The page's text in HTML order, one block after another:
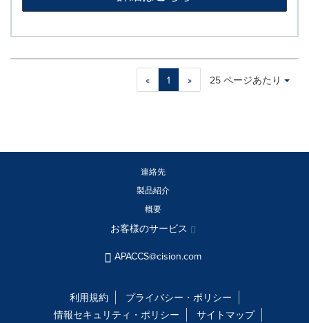
« 1 »
Making
a
change.
will
update
Items per page:
25 ページあたり
連絡先
製品紹介
概要
お客様のサービス
APACCS@cision.com
利用規約
プライバシー・ポリシー
情報セキュリティ・ポリシー
サイトマップ